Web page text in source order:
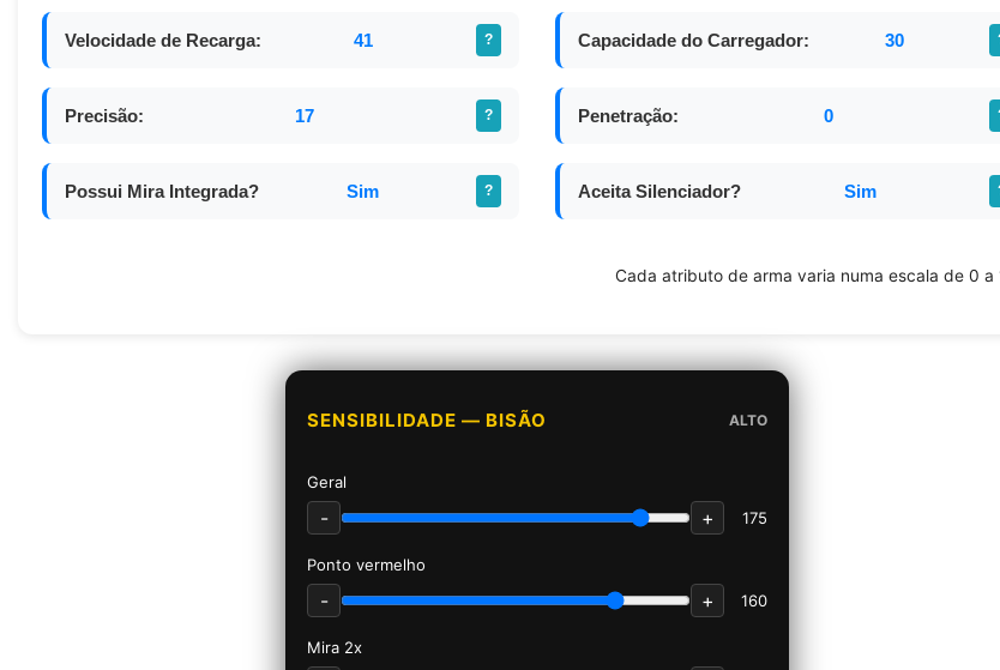
Velocidade de Recarga: 41 ? Capacidade do Carregador: 30
Precisão: 17 ? Penetração: 0
Possui Mira Integrada? Sim ? Aceita Silenciador? Sim
Cada atributo de arma varia numa escala de 0 a
SENSIBILIDADE — BISÃO ALTO
Geral
- + 175
Ponto vermelho
- + 160
Mira 2x